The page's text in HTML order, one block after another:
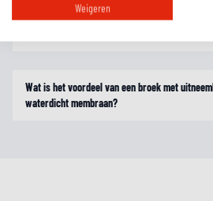
Wat is het voordeel van een broek met
waterdicht membraan?
Weigeren